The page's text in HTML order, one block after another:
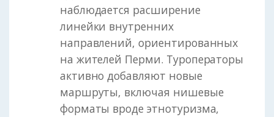
наблюдается расширение
линейки внутренних
направлений, ориентированных
на жителей Перми. Туроператоры
активно добавляют новые
маршруты, включая нишевые
форматы вроде этнотуризма,